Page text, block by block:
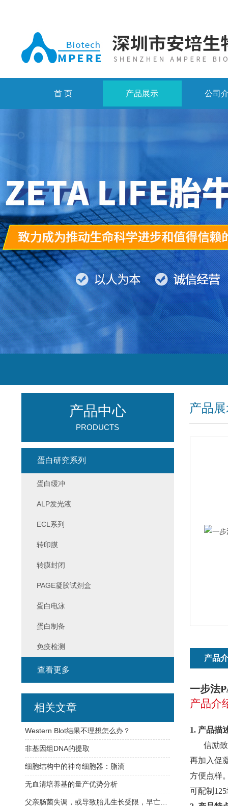
首 页 产品展示 公司
产品
产品
一步法
产品介
1. 产品描
信励
再加入促
方便点样
可配制
产品中心
PRODUCTS
蛋白研究系列
蛋白缓冲
ALP发光液
ECL系列
转印膜
转膜封闭
PAGE凝胶试剂盒
蛋白电泳
蛋白制备
免疫检测
查看更多
相关文章
Western Blot结果不理想怎么办？
非基因组DNA的提取
细胞结构中的神奇细胞器：脂滴
无血清培养基的量产优势分析